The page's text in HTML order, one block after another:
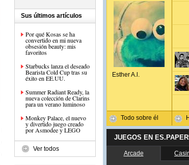
Sus últimos artículos
Por qué Kosas se ha
convertido en mi nueva
obsesión beauty: mis
favoritos
Starbucks lanza el deseado
Bearista Cold Cup tras su
éxito en EE.UU.
Summer Radiant Ready, la
nueva colección de Clarins
para un verano luminoso
Monkey Palace, el nuevo
y divertido juego creado
por Asmodee y LEGO
Ver todos
Esther A.l.
Todo sobre él
JUEGOS EN
Arcade